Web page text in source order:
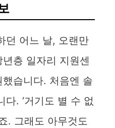
i
d
e
o
던 어느 날, 오랜만
층 일자리 지원센
습니다. 처음엔 솔
. ‘거기도 별 수 없
. 그래도 아무것도